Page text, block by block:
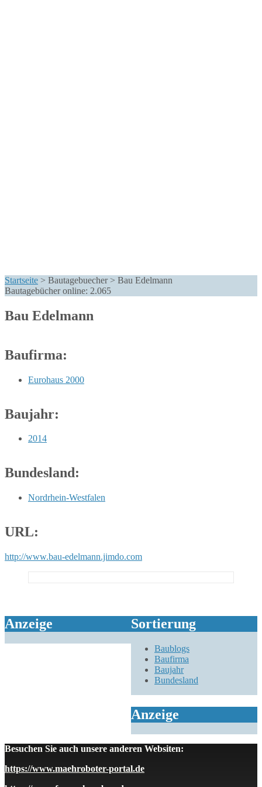
Startseite > Bautagebuecher > Bau Edelmann
Bautagebücher online: 2.065
Bau Edelmann
Baufirma:
Eurohaus 2000
Baujahr:
2014
Bundesland:
Nordrhein-Westfalen
URL:
http://www.bau-edelmann.jimdo.com
Anzeige Sortierung
Baublogs
Baufirma
Baujahr
Bundesland
Anzeige
Besuchen Sie auch unsere anderen Websiten:
https://www.maehroboter-portal.de